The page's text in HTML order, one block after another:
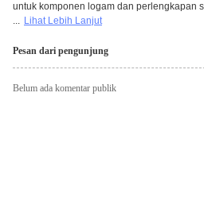
untuk komponen logam dan perlengkapan
... Lihat Lebih Lanjut
Pesan dari pengunjung
Belum ada komentar publik